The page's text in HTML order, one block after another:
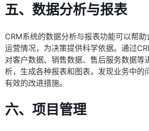
五、数据分析与报表
CRM系统的数据分析与报表功能可以帮
运营情况，为决策提供科学依据。通过
对客户数据、销售数据、售后服务数据等
析，生成各种报表和图表，发现业务中的
有效的改进措施。
六、项目管理